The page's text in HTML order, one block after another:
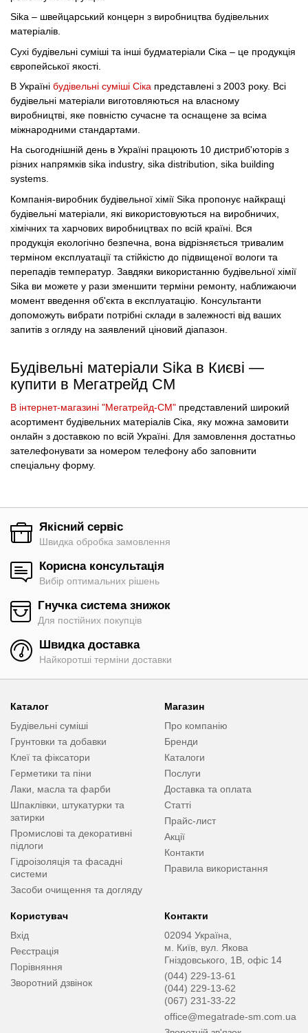
Sika – швейцарський концерн з виробництва будівельних
матеріалів.
Сухі будівельні суміші та інші будматеріали Сіка – це продукція
європейської якості.
В Україні будівельні суміші Сіка представлені з 2003 року. Всі
будівельні матеріали виготовляються на власному
виробництві, яке повністю сучасне та оснащене за всіма
міжнародними стандартами.
На сьогоднішній день в Україні працюють 10 дистриб'юторів з
різних напрямків sika industry, sika distribution, sika building
systems.
Компанія-виробник будівельної хімії Sika пропонує найкращі
будівельні матеріали, які використовуються на виробничих,
хімічних та харчових виробництвах по всій країні. Вся
продукція екологічно безпечна, вона відрізняється тривалим
терміном експлуатації та стійкістю до підвищеної вологи та
перепадів температур. Завдяки використанню будівельної хімії
Sika ви можете у рази зменшити терміни ремонту, наближаючи
момент введення об'єкта в експлуатацію. Консультанти
допоможуть вибрати потрібні склади в залежності від ваших
запитів з огляду на заявлений ціновий діапазон.
Будівельні матеріали Sika в Києві —
купити в Мегатрейд СМ
В інтернет-магазині "Мегатрейд-СМ" представлений широкий
асортимент будівельних матеріалів Сіка, яку можна замовити
онлайн з доставкою по всій Україні. Для замовлення достатньо
зателефонувати за номером телефону або заповнити
спеціальну форму.
Якісний сервіс
Швидка обробка замовлення
Корисна консультація
Вибір оптимальних рішень
Гнучка система знижок
Для постійних покупців
Швидка доставка
Найкоротші терміни доставки
Каталог
Будівельні суміші
Грунтовки та добавки
Клеї та фіксатори
Герметики та піни
Лаки, масла та фарби
Шпаклівки, штукатурки та
затирки
Промислові та декоративні
підлоги
Гідроізоляція та фасадні
системи
Засоби очищення та догляду
Магазин
Про компанію
Бренди
Каталоги
Послуги
Доставка та оплата
Статті
Прайс-лист
Акції
Контакти
Правила використання
Користувач
Вхід
Реєстрація
Порівняння
Зворотний дзвінок
Контакти
02094 Україна,
м. Київ, вул. Якова
Гніздовського, 1В, офіс 14
(044) 229-13-61
(044) 229-13-62
(067) 231-33-22
office@megatrade-sm.com.ua